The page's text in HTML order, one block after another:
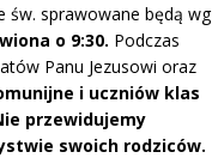
św. sprawowane będą wg
o 9:30. Podczas
Panu Jezusowi oraz
i uczniów klas
przewidujemy
swoich rodziców.